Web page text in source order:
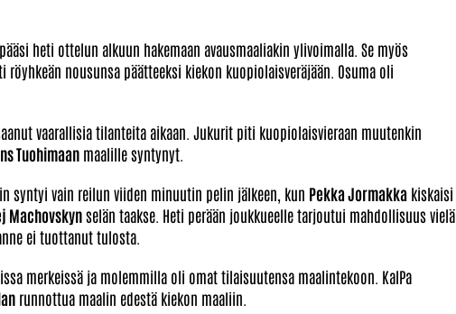
heti ottelun alkuun hakemaan avausmaaliakin ylivoimalla. Se myös
röyhkeän nousunsa päätteeksi kiekon kuopiolaisveräjään. Osuma oli
vaarallisia tilanteita aikaan. Jukurit piti kuopiolaisvieraan muutenkin
Tuohimaan maalille syntynyt.
syntyi vain reilun viiden minuutin pelin jälkeen, kun Pekka Jormakka kiskaisi
Machovskynselän taakse. Heti perään joukkueelle tarjoutui mahdollisuus vielä
ei tuottanut tulosta.
merkeissä ja molemmilla oli omat tilaisuutensa maalintekoon. KalPa
runnottua maalin edestä kiekon maaliin.